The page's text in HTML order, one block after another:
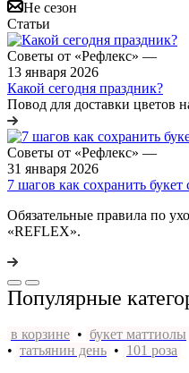
Не сезон
Статьи
Советы от «Рефлекс» —
13 января 2026
Какой сегодня праздник?
Повод для доставки цветов
Советы от «Рефлекс» —
31 января 2026
7 шагов как сохранить
Обязательные правила по
«REFLEX».
Популярные
в корзине • букет маттиолы
• татьянин день • 101 роза